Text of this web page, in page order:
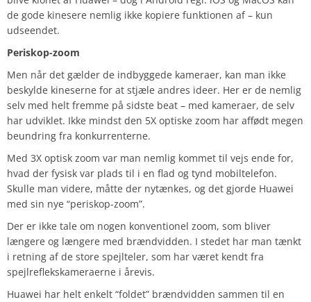
de gode kinesere nemlig ikke kopiere funktionen af – kun
udseendet.
Periskop-zoom
Men når det gælder de indbyggede kameraer, kan man ikke
beskylde kineserne for at stjæle andres ideer. Her er de nemlig
selv med helt fremme på sidste beat – med kameraer, de selv
har udviklet. Ikke mindst den 5X optiske zoom har affødt megen
beundring fra konkurrenterne.
Med 3X optisk zoom var man nemlig kommet til vejs ende for,
hvad der fysisk var plads til i en flad og tynd mobiltelefon.
Skulle man videre, måtte der nytænkes, og det gjorde Huawei
med sin nye “periskop-zoom”.
Der er ikke tale om nogen konventionel zoom, som bliver
længere og længere med brændvidden. I stedet har man tænkt
i retning af de store spejlteler, som har været kendt fra
spejlreflekskameraerne i årevis.
Huawei har helt enkelt “foldet” brændvidden sammen til en